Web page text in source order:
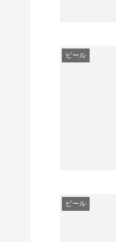
ビール
ビール